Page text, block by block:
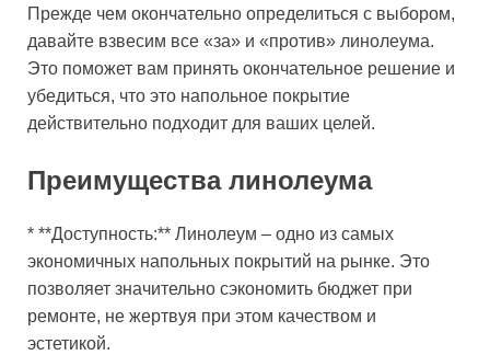
Прежде чем окончательно определиться с выбором,
давайте взвесим все «за» и «против» линолеума.
Это поможет вам принять окончательное решение и
убедиться, что это напольное покрытие
действительно подходит для ваших целей.
Преимущества линолеума
* **Доступность:** Линолеум – одно из самых
экономичных напольных покрытий на рынке. Это
позволяет значительно сэкономить бюджет при
ремонте, не жертвуя при этом качеством и
эстетикой.